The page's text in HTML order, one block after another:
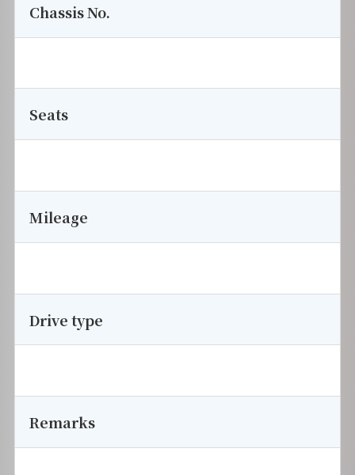
Chassis No.
Seats
Mileage
Drive type
Remarks